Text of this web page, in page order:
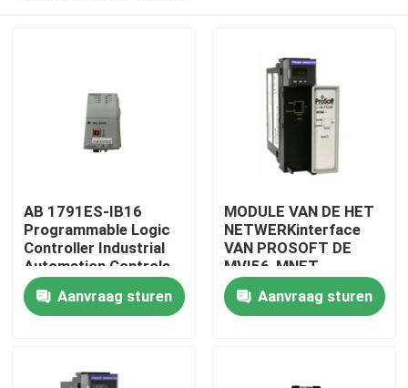
AB 1791ES-IB16
Programmable Logic
Controller Industrial
Automation Controls
Originele
Aanvraag sturen
MODULE VAN DE HET
NETWERKinterface
VAN PROSOFT DE
MVI56-MNET
VERBETERDE
Aanvraag sturen